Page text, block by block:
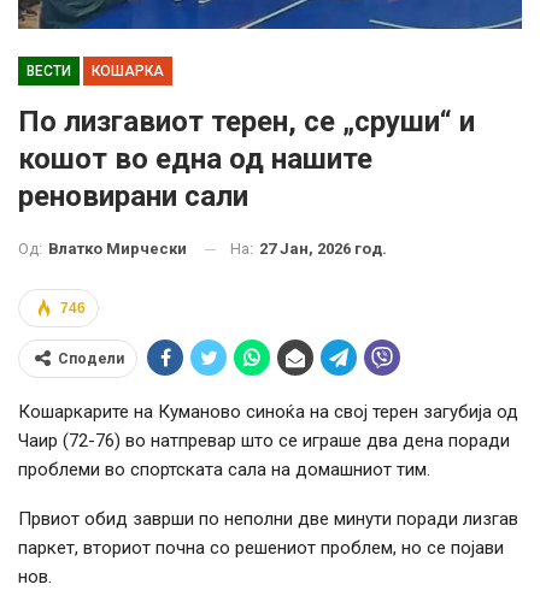
ВЕСТИ КОШАРКА
По лизгавиот терен, се „сруши“ и
кошот во една од нашите
реновирани сали
Од: Влатко Мирчески На: 27 Јан, 2026 год.
746
Сподели
Кошаркарите на Куманово синоќа на свој терен загубија од
Чаир (72-76) во натпревар што се играше два дена поради
проблеми во спортската сала на домашниот тим.
Првиот обид заврши по неполни две минути поради лизгав
паркет, вториот почна со решениот проблем, но се појави
нов.